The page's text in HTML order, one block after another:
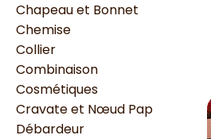
Chapeau et Bonnet
Chemise
Collier
Combinaison
Cosmétiques
Cravate et Nœud Pap
Débardeur